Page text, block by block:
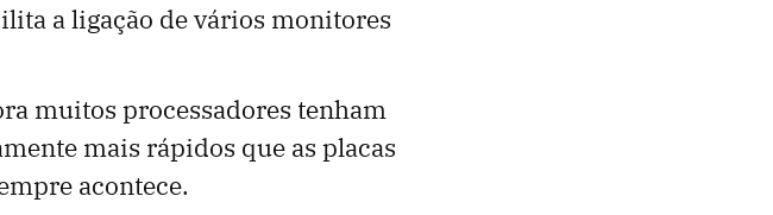
a ligação de vários monitores
muitos processadores tenham
mais rápidos que as placas
acontece.